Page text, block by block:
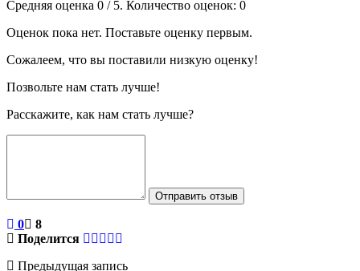
Средняя оценка 0 / 5. Количество оценок: 0
Оценок пока нет. Поставьте оценку первым.
Сожалеем, что вы поставили низкую оценку!
Позвольте нам стать лучше!
Расскажите, как нам стать лучше?
Отправить отзыв
0
8
Поделится
Предыдущая запись